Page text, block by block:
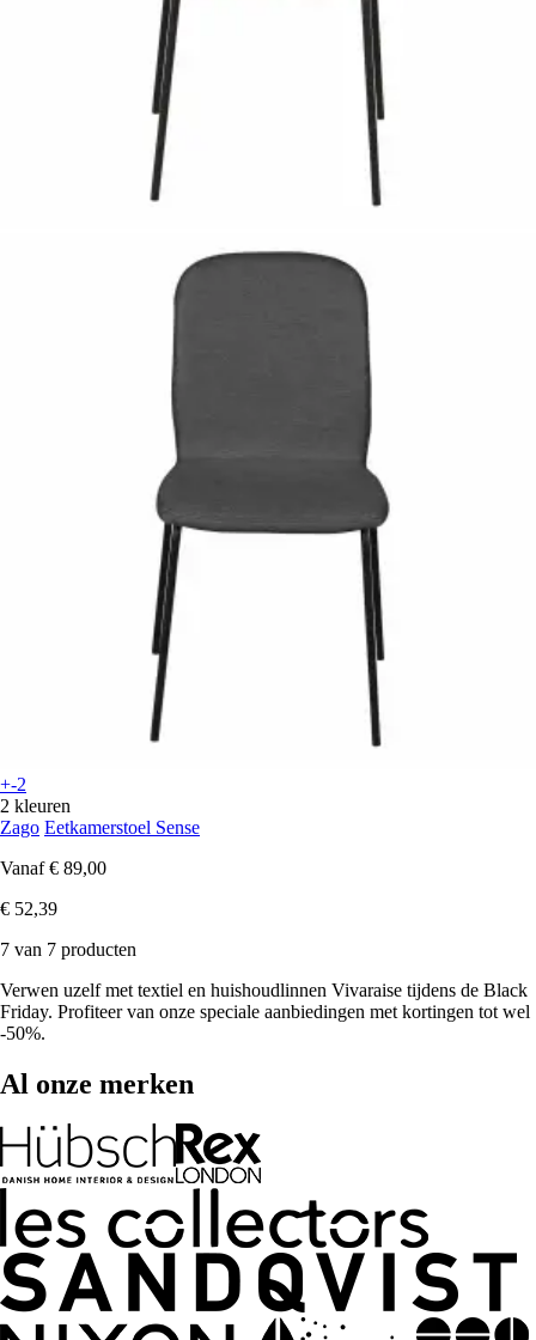
+-2
2 kleuren
Zago Eetkamerstoel Sense
Vanaf € 89,00
€ 52,39
7 van 7 producten
Verwen uzelf met textiel en huishoudlinnen Vivaraise tijdens de Black
Friday. Profiteer van onze speciale aanbiedingen met kortingen tot wel
-50%.
Al onze merken